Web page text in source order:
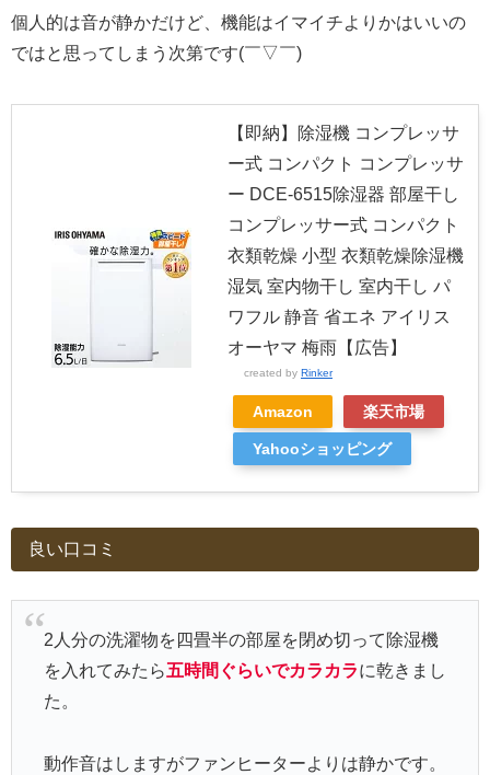
個人的は音が静かだけど、機能はイマイチよりかはいいの
ではと思ってしまう次第です(￣▽￣)
【即納】除湿機 コンプレッサ
ー式 コンパクト コンプレッサ
ー DCE-6515除湿器 部屋干し
コンプレッサー式 コンパクト
衣類乾燥 小型 衣類乾燥除湿機
湿気 室内物干し 室内干し パ
ワフル 静音 省エネ アイリス
オーヤマ 梅雨【広告】
created by Rinker
Amazon 楽天市場
Yahooショッピング
良い口コミ
2人分の洗濯物を四畳半の部屋を閉め切って除湿機
を入れてみたら五時間ぐらいでカラカラに乾きまし
た。
動作音はしますがファンヒーターよりは静かです。